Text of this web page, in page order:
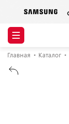
Главная Каталог